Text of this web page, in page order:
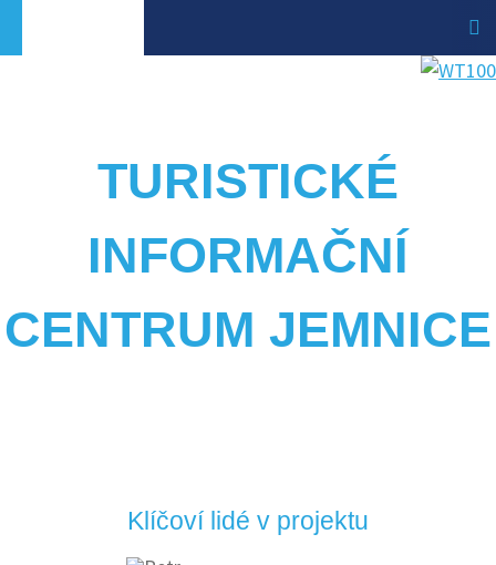
TURISTICKÉ
INFORMAČNÍ
CENTRUM JEMNICE
Klíčoví lidé v projektu